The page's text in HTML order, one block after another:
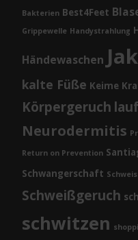
Bakterien Best4Feet
Grippewelle Handystrahlung
Händewaschen
kalte Füße Keime
Körpergeruch
Neurodermitis
Return on Prevention
Schwangerschaft
Schweißgeruch
schwitzen